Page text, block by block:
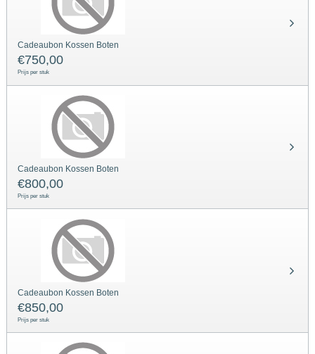
Cadeaubon Kossen Boten
€750,00
Prijs per stuk
Cadeaubon Kossen Boten
€800,00
Prijs per stuk
Cadeaubon Kossen Boten
€850,00
Prijs per stuk